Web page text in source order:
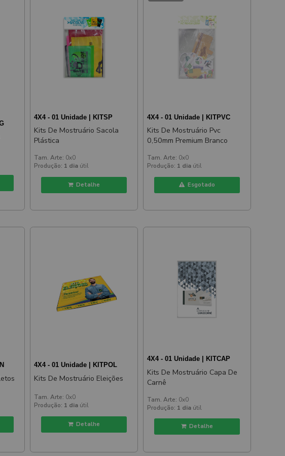
4X4 - 01 Unidade | KITSP
Kits De Mostruário Sacola
Plástica
Tam. Arte: 0x0
Produção: 1 dia útil
Detalhe
4X4 - 01 Unidade | KITPVC
Kits De Mostruário Pvc
0,50mm Premium Branco
Tam. Arte: 0x0
Produção: 1 dia útil
Esgotado
4X4 - 01 Unidade | KITPOL
Kits De Mostruário Eleições
Tam. Arte: 0x0
Produção: 1 dia útil
Detalhe
4X4 - 01 Unidade | KITCAP
Kits De Mostruário Capa De
Carnê
Tam. Arte: 0x0
Produção: 1 dia útil
Detalhe